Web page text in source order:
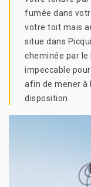
fumée dans
votre toit mais
situe dans
cheminée par le
impeccable
afin de mener à
disposition.